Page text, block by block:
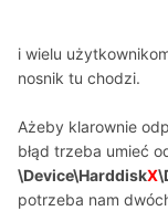
i wielu
nosnik tu chodzi.
Ażeby klarownie
błąd trzeba umieć
\Device\HarddiskX
potrzeba nam